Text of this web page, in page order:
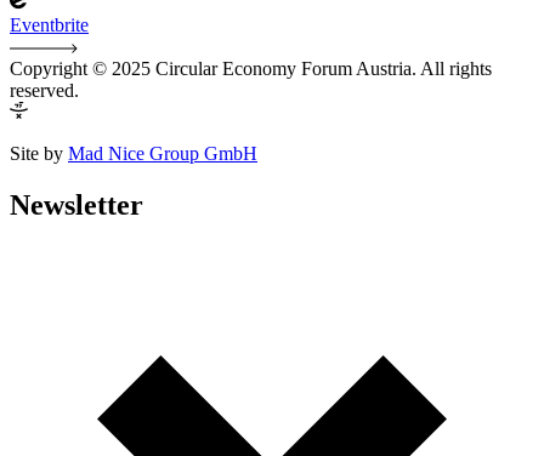
Eventbrite
Copyright © 2025 Circular Economy Forum Austria. All rights
reserved.
Site by Mad Nice Group GmbH
Newsletter